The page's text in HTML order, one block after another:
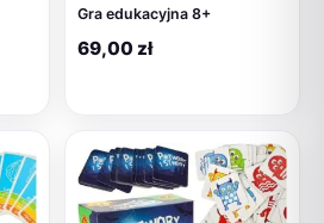
Gra edukacyjna 8+
69,00 zł